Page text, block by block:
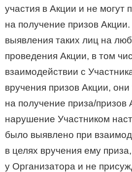
участия в Акции и не могут
на получение призов
выявления таких лиц на
проведения Акции, в том
взаимодействии с
вручения призов Акции,
на получение приза/призов
нарушение Участником
было выявлено при
в целях вручения ему
у Организатора и не